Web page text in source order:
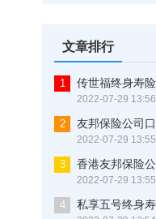
文章排行
1
2022-07-29 13:56
2
2022-07-29 13:55
3
2022-07-29 13:55
4